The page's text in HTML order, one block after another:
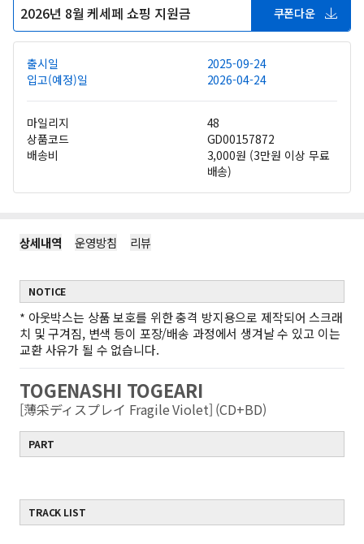
2026년 8월 케세페 쇼핑 지원금 쿠폰다운
출시일
2025-09-24
입고(예정)일
2026-04-24
마일리지
48
상품코드
GD00157872
배송비
3,000원 (3만원 이상 무료
배송)
상세내역 운영방침 리뷰
NOTICE
* 아웃박스는 상품 보호를 위한 충격 방지용으로 제작되어 스크래
치 및 구겨짐, 변색 등이 포장/배송 과정에서 생겨날 수 있고 이는
교환 사유가 될 수 없습니다.
TOGENASHI TOGEARI
[薄采ディスプレイ Fragile Violet] (CD+BD)
PART
TRACK LIST